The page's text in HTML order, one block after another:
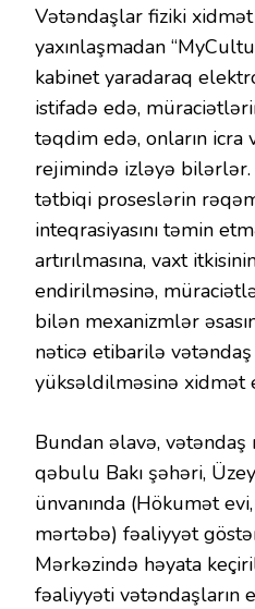
Vətəndaşlar fiziki xidmət
yaxınlaşmadan
kabinet yaradaraq
istifadə edə,
təqdim edə, onların icra
rejimində izləyə
tətbiqi proseslərin
inteqrasiyasını təmin
artırılmasına, vaxt
endirilməsinə,
bilən mexanizmlər
nəticə etibarilə
yüksəldilməsinə xidmət
Bundan əlavə,
qəbulu Bakı şəhəri,
ünvanında (Hökumət
mərtəbə) fəaliyyət
Mərkəzində həyata
fəaliyyəti vətəndaşların